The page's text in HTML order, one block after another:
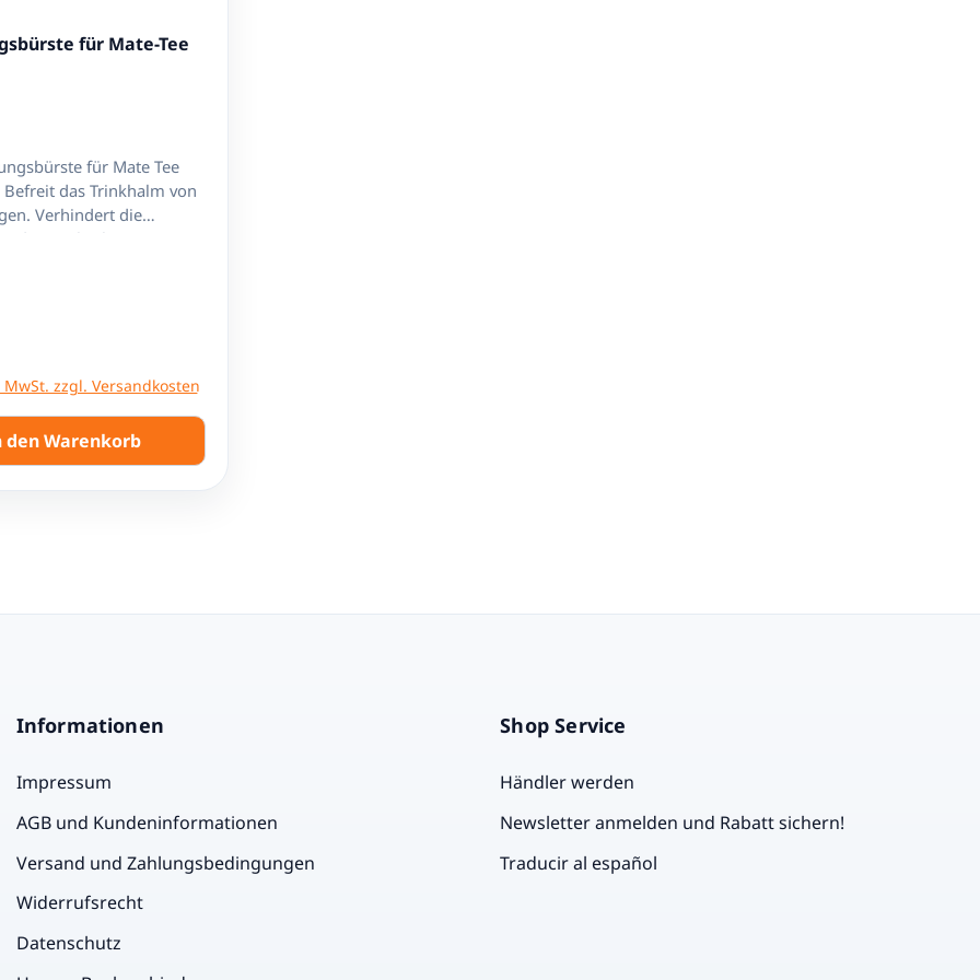
für Mate-Tee
für Mate Tee
die
des Trinkrohres.
Preis:
zzgl. Versandkosten
den Warenkorb
Informationen
Impressum
AGB und Kundeninformationen
Versand und Zahlungsbedingungen
Widerrufsrecht
Datenschutz
Shop Service
Händler werden
Newsletter anmelden und Rabatt sichern!
Traducir al español